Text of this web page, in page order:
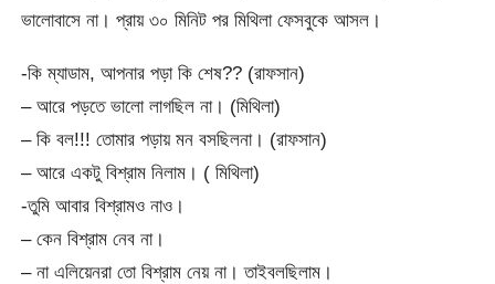
ভালোবাসে না। প্রায় ৩০ মিনিট পর মিথিলা ফেসবুকে আসল।
-কি ম্যাডাম, আপনার পড়া কি শেষ?? (রাফসান)
– আরে পড়তে ভালো লাগছিল না। (মিথিলা)
– কি বল!!! তোমার পড়ায় মন বসছিলনা। (রাফসান)
– আরে একটু বিশ্রাম নিলাম। ( মিথিলা)
-তুমি আবার বিশ্রামও নাও।
– কেন বিশ্রাম নেব না।
– না এলিয়েনরা তো বিশ্রাম নেয় না। তাইবলছিলাম।